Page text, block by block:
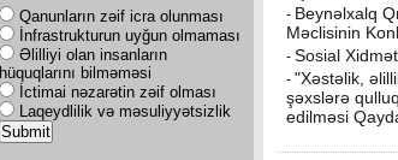
- Beynəlxalq
Məclisinin
- Sosial
- "Xəstəlik,
şəxslərə
edilməsi
Qanunların zəif icra olunması
İnfrastrukturun uyğun olmaması
Əlilliyi olan insanların
hüquqlarını bilməməsi
İctimai nəzarətin zəif olması
Laqeydlilik və məsuliyyətsizlik